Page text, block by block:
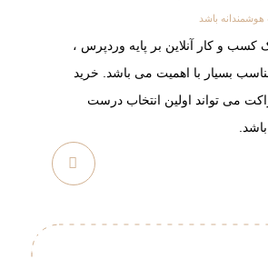
هوشمندانه باشد
کسب و کار آنلاین بر پایه وردپرس ،
بسیار با اهمیت می باشد. خرید
می تواند اولین انتخاب درست